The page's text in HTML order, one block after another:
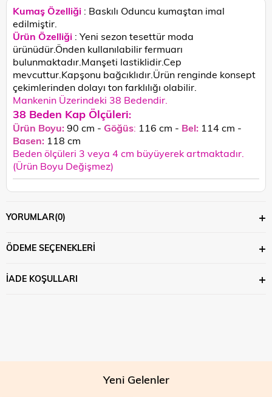
Kumaş Özelliği : Baskılı Oduncu kumaştan imal
edilmiştir.
Ürün Özelliği : Yeni sezon tesettür moda
ürünüdür.Önden kullanılabilir fermuarı
bulunmaktadır.Manşeti lastiklidir.Cep
mevcuttur.Kapşonu bağcıklıdır. Ürün renginde konsept
çekimlerinden dolayı ton farklılığı olabilir.
Mankenin Üzerindeki 38 Bedendir.
38 Beden Kap Ölçüleri:
Ürün Boyu:90 cm - Göğüs: 116 cm - Bel: 114 cm -
Basen: 118 cm
Beden ölçüleri 3 veya 4 cm büyüyerek artmaktadır.
(Ürün Boyu Değişmez)
YORUMLAR(0)
ÖDEME SEÇENEKLERI
İADE KOŞULLARI
Yeni Gelenler